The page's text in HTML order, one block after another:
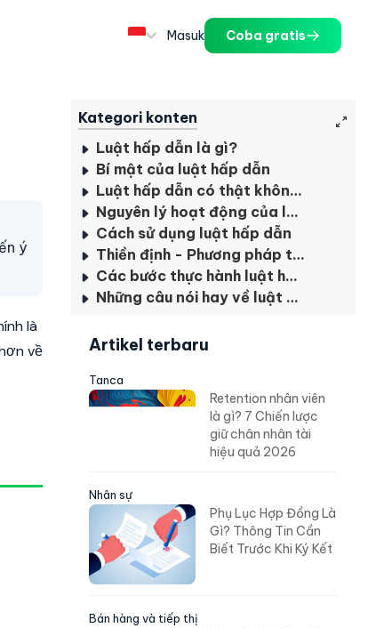
Masuk Coba gratis
ý
là
về
Kategori konten
Luật hấp dẫn là gì?
Bí mật của luật hấp dẫn
Luật hấp dẫn có thật không?
Nguyên lý hoạt động của luật hấp dẫn
Cách sử dụng luật hấp dẫn
Thiền định - Phương pháp thực hành luật hấp dẫn điển hình
Các bước thực hành luật hấp dẫn
Những câu nói hay về luật hấp dẫn
Artikel terbaru
Tanca
Retention nhân viên
là gì? 7 Chiến lược
giữ chân nhân tài
hiệu quả 2026
Nhân sự
Phụ Lục Hợp Đồng Là
Gì? Thông Tin Cần
Biết Trước Khi Ký Kết
Bán hàng và tiếp thị